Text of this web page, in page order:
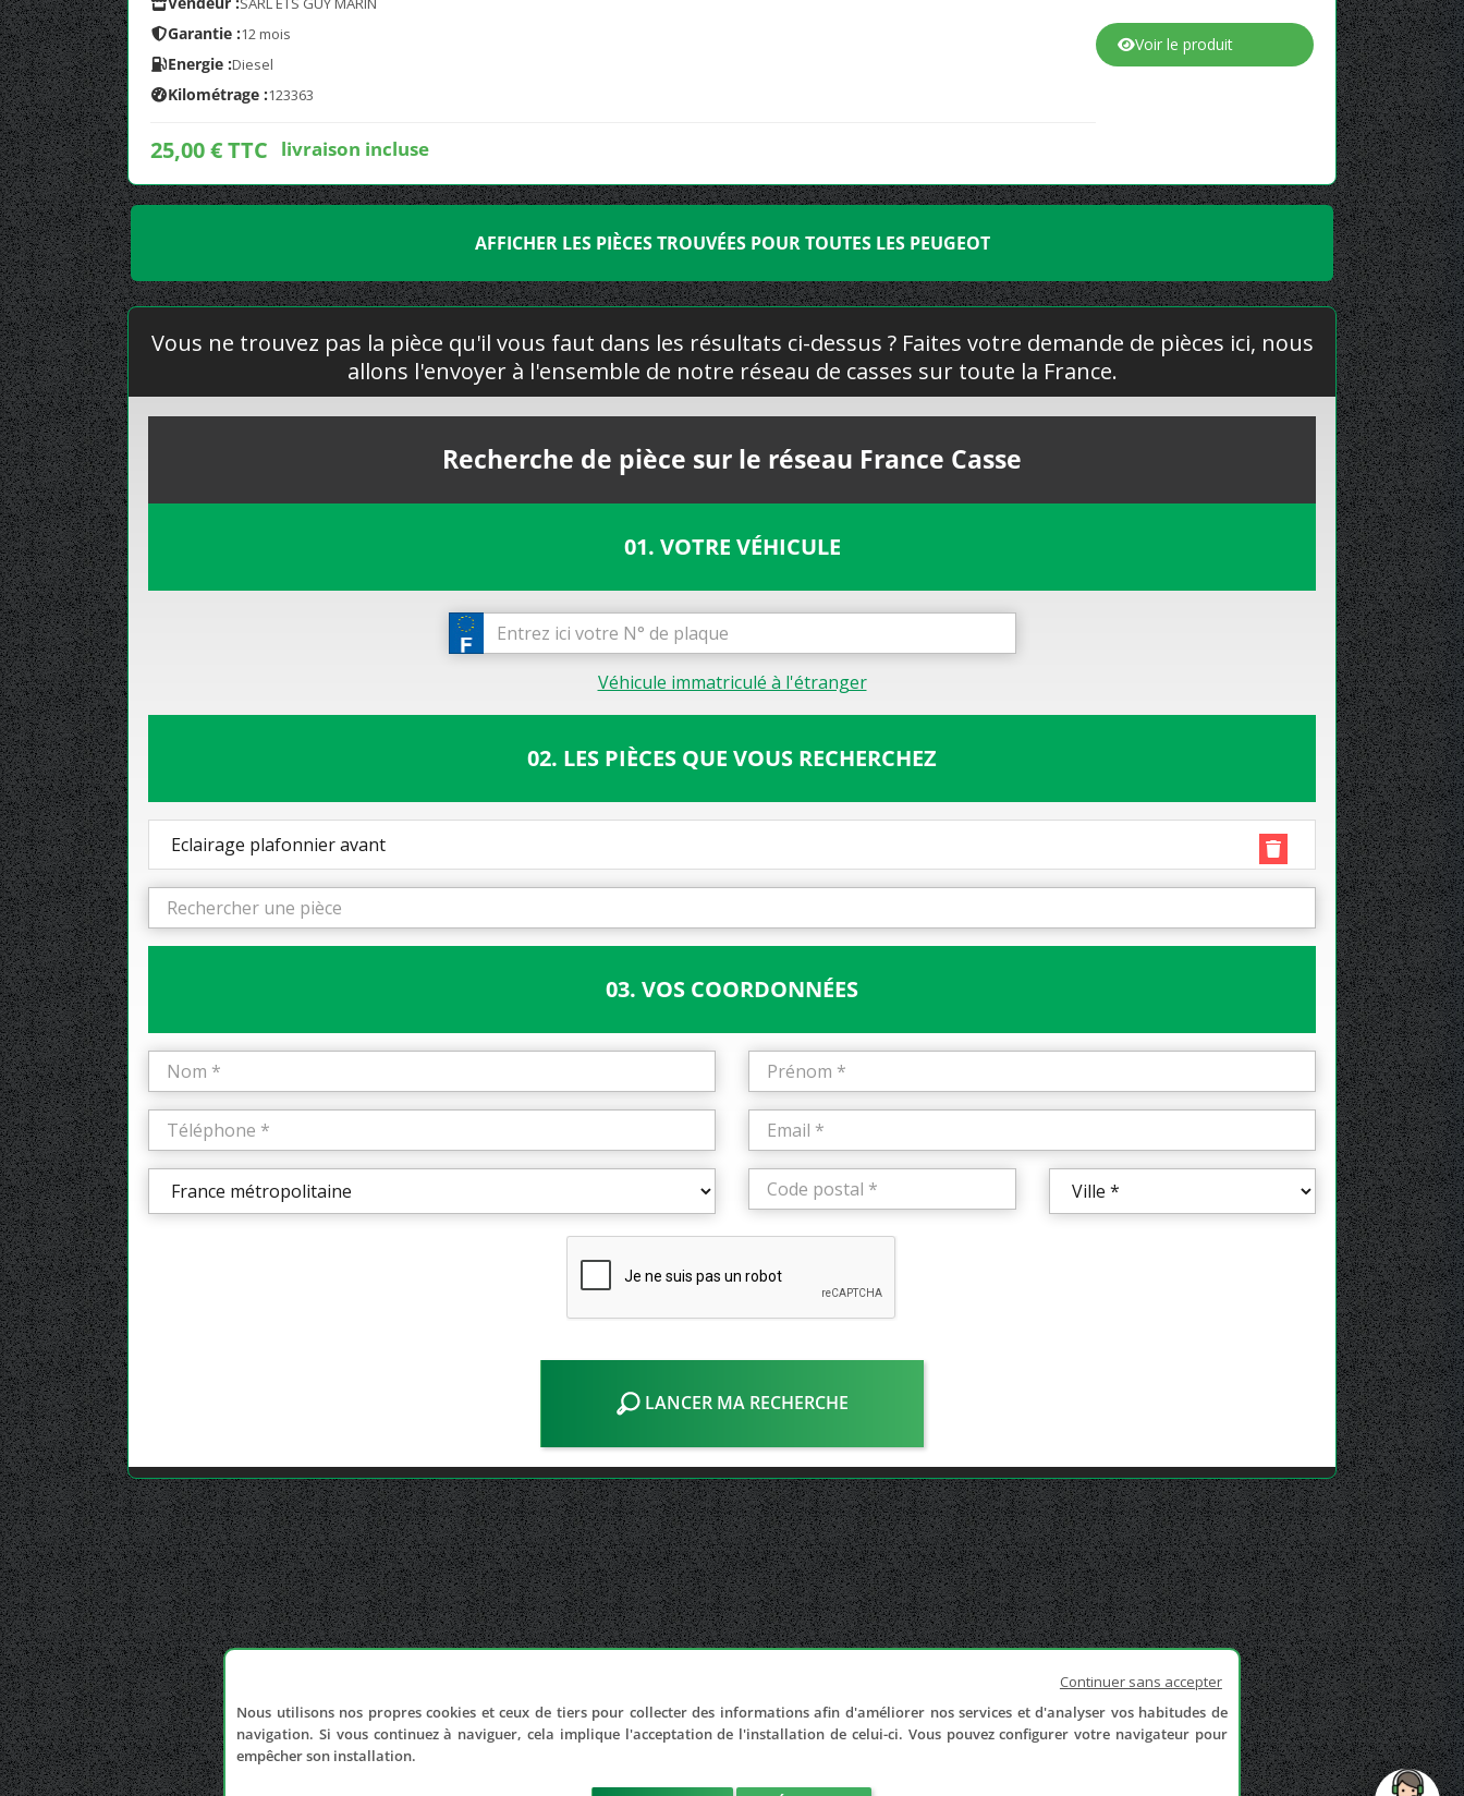
Garantie :12 mois
Energie :Diesel
Kilométrage :123363
25,00 € TTC livraison incluse
Voir le produit
AFFICHER LES PIÈCES TROUVÉES POUR TOUTES LES PEUGEOT
Vous ne trouvez pas la pièce qu'il vous faut dans les résultats ci-dessus ? Faites votre demande de pièces ici, nous
allons l'envoyer à l'ensemble de notre réseau de casses sur toute la France.
Recherche de pièce sur le réseau France Casse
01. VOTRE VÉHICULE
Véhicule immatriculé à l'étranger
02. LES PIÈCES QUE VOUS RECHERCHEZ
Eclairage plafonnier avant
03. VOS COORDONNÉES
LANCER MA RECHERCHE
Continuer sans accepter
Nous utilisons nos propres cookies et ceux de tiers pour collecter des informations afin d'améliorer nos services et d'analyser vos habitudes de
navigation. Si vous continuez à naviguer, cela implique l'acceptation de l'installation de celui-ci. Vous pouvez configurer votre navigateur pour
empêcher son installation.